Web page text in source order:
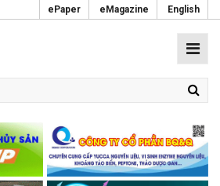
ePaper eMagazine English